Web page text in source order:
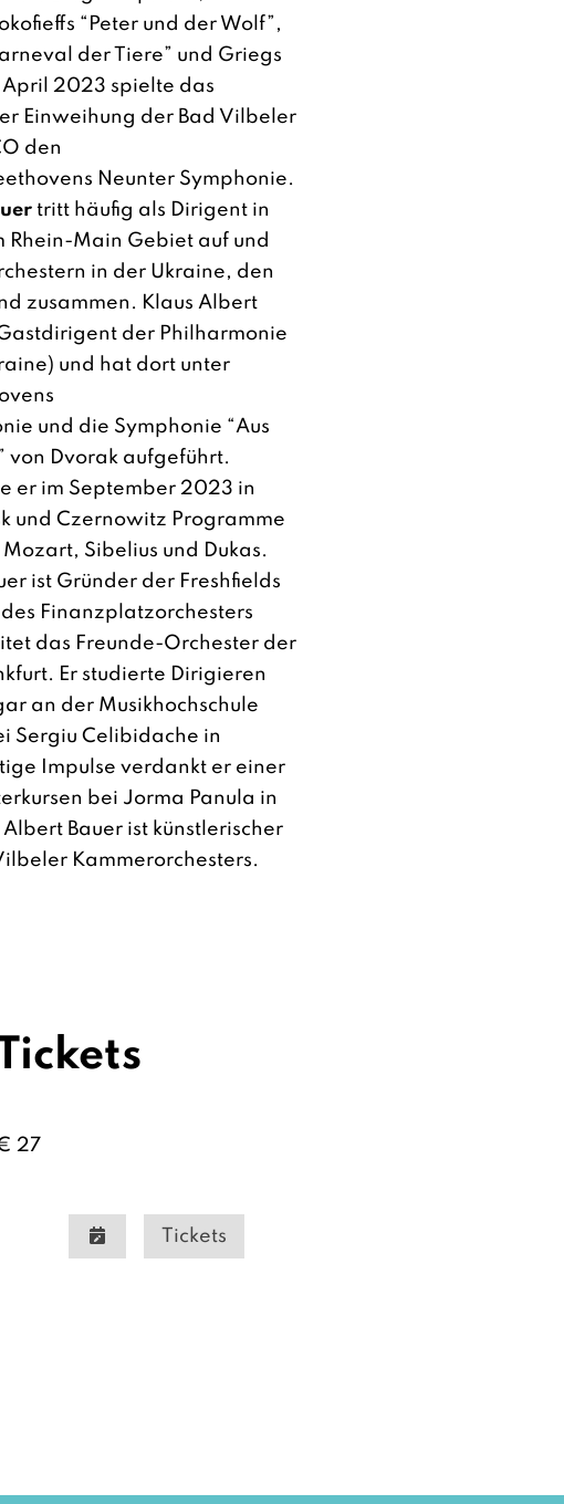
“Peter und der Wolf”,
der Tiere” und Griegs
April 2023 spielte das
Einweihung der Bad Vilbeler
den
Neunter Symphonie.
tritt häufig als Dirigent in
Rhein-Main Gebiet auf und
in der Ukraine, den
zusammen. Klaus Albert
der Philharmonie
und hat dort unter
und die Symphonie “Aus
von Dvorak aufgeführt.
er im September 2023 in
und Czernowitz Programme
Sibelius und Dukas.
ist Gründer der Freshfields
Finanzplatzorchesters
das Freunde-Orchester der
Er studierte Dirigieren
an der Musikhochschule
Sergiu Celibidache in
Impulse verdankt er einer
bei Jorma Panula in
Bauer ist künstlerischer
Kammerorchesters.
27
Tickets